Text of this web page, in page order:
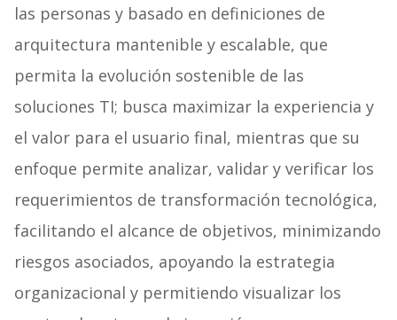
las personas y basado en definiciones de
arquitectura mantenible y escalable, que
permita la evolución sostenible de las
soluciones TI; busca maximizar la experiencia y
el valor para el usuario final, mientras que su
enfoque permite analizar, validar y verificar los
requerimientos de transformación tecnológica,
facilitando el alcance de objetivos, minimizando
riesgos asociados, apoyando la estrategia
organizacional y permitiendo visualizar los